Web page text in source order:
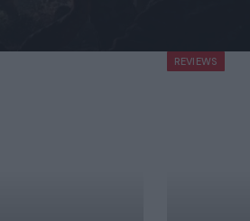
REVIEWS